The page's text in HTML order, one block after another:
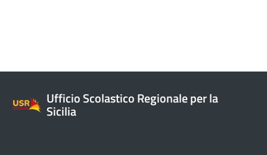
Ufficio Scolastico Regionale per la
Sicilia